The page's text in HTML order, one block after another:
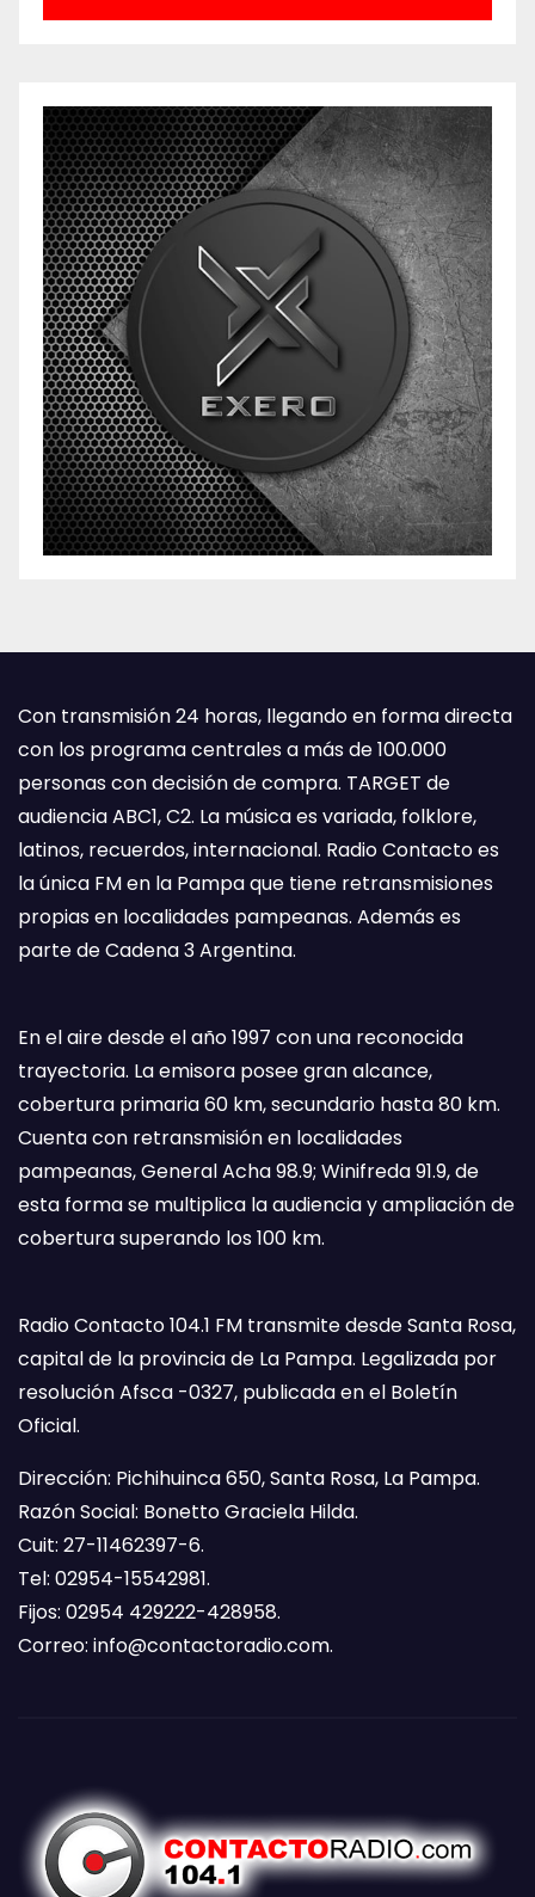
Con transmisión 24 horas, llegando en forma directa
con los programa centrales a más de 100.000
personas con decisión de compra. TARGET de
audiencia ABC1, C2. La música es variada, folklore,
latinos, recuerdos, internacional. Radio Contacto es
la única FM en la Pampa que tiene retransmisiones
propias en localidades pampeanas. Además es
parte de Cadena 3 Argentina.
En el aire desde el año 1997 con una reconocida
trayectoria. La emisora posee gran alcance,
cobertura primaria 60 km, secundario hasta 80 km.
Cuenta con retransmisión en localidades
pampeanas, General Acha 98.9; Winifreda 91.9, de
esta forma se multiplica la audiencia y ampliación de
cobertura superando los 100 km.
Radio Contacto 104.1 FM transmite desde Santa Rosa,
capital de la provincia de La Pampa. Legalizada por
resolución Afsca -0327, publicada en el Boletín
Oficial.
Dirección: Pichihuinca 650, Santa Rosa, La Pampa.
Razón Social: Bonetto Graciela Hilda.
Cuit: 27-11462397-6.
Tel: 02954-15542981.
Fijos: 02954 429222-428958.
Correo: info@contactoradio.com.